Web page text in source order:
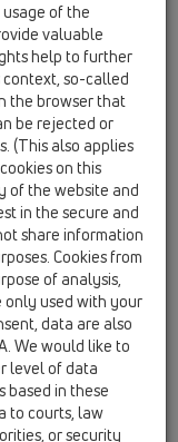
potrubí /
(k HL800/160)
potrubí /
M32
potrubí /
M40
potrubí /
M50
of the
valuable
help to further
so-called
the browser that
be rejected or
(This also applies
on this
of the website and
in the secure and
share information
Cookies from
of analysis,
only used with your
data are also
We would like to
level of data
based in these
to courts, law
or security